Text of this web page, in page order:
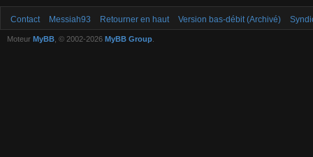
Contact Messiah93 Retourner en haut Version bas-débit (Archivé)
Moteur MyBB , © 2002-2026 MyBB Group